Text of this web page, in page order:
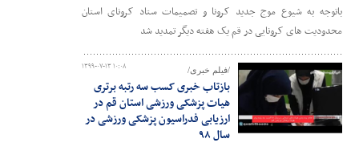
باتوجه به شیوع موج جدید کرونا و تصمیمات ستاد کرونای استان
محدودیت های کرونایی در قم یک هفته دیگر تمدید شد
۱۳۹۹-۰۷-۱۳ ۱۰:۰۸ /فیلم خبری/
بازتاب خبری کسب سه رتبه برتری
هیات پزشکی ورزشی استان قم در
ارزیابی فدراسیون پزشکی ورزشی در
سال ۹۸